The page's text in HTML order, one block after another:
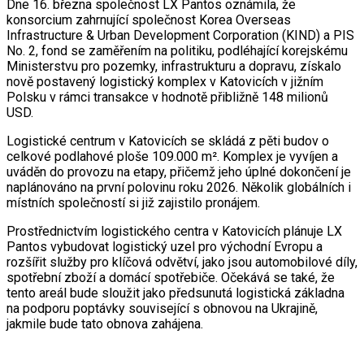
Dne 16. března společnost LX Pantos oznámila, že
konsorcium zahrnující společnost Korea Overseas
Infrastructure & Urban Development Corporation (KIND) a PIS
No. 2, fond se zaměřením na politiku, podléhající korejskému
Ministerstvu pro pozemky, infrastrukturu a dopravu, získalo
nově postavený logistický komplex v Katovicích v jižním
Polsku v rámci transakce v hodnotě přibližně 148 milionů
USD.
Logistické centrum v Katovicích se skládá z pěti budov o
celkové podlahové ploše 109.000 m². Komplex je vyvíjen a
uváděn do provozu na etapy, přičemž jeho úplné dokončení je
naplánováno na první polovinu roku 2026. Několik globálních i
místních společností si již zajistilo pronájem.
Prostřednictvím logistického centra v Katovicích plánuje LX
Pantos vybudovat logistický uzel pro východní Evropu a
rozšířit služby pro klíčová odvětví, jako jsou automobilové díly,
spotřební zboží a domácí spotřebiče. Očekává se také, že
tento areál bude sloužit jako předsunutá logistická základna
na podporu poptávky související s obnovou na Ukrajině,
jakmile bude tato obnova zahájena.